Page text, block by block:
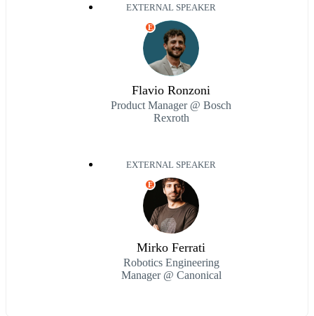
EXTERNAL SPEAKER
E
Flavio Ronzoni
Product Manager @ Bosch
Rexroth
EXTERNAL SPEAKER
E
Mirko Ferrati
Robotics Engineering
Manager @ Canonical